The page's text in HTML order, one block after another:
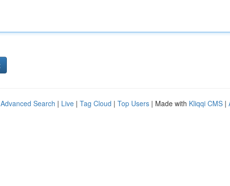
Advanced Search | Live | Tag Cloud | Top Users | Made with Kliqqi CMS |